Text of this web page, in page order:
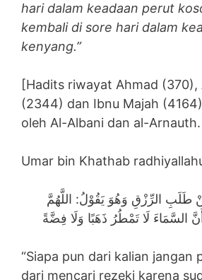
hari dalam keadaan perut
kembali di sore hari dalam
kenyang.”
[Hadits riwayat Ahmad (370),
(2344) dan Ibnu Majah
oleh Al-Albani dan al-Arnauth.
Umar bin Khathab
طَلَبِ الرِّزْقِ وَهُوَ يَقُوْلُ: اللَّهُمَّ
السَّمَاءَ لَا تَمْطُرُ ذَهَبًا وَلَا فِضَّةً
“Siapa pun dari kalian jangan
dari mencari rezeki karena